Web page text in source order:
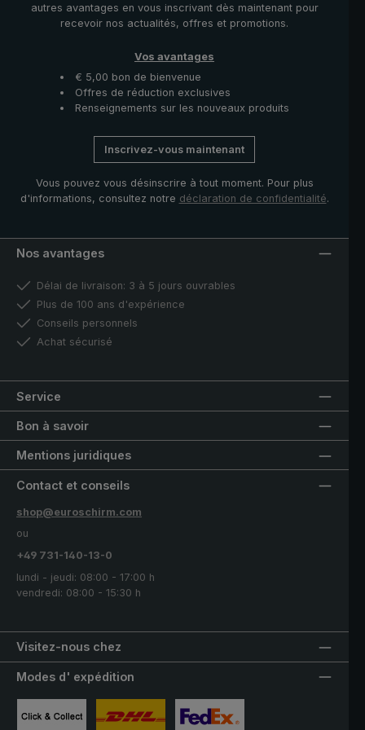
autres avantages en vous inscrivant dès maintenant pour
recevoir nos actualités, offres et promotions.
Vos avantages
€ 5,00 bon de bienvenue
Offres de réduction exclusives
Renseignements sur les nouveaux produits
Inscrivez-vous maintenant
Vous pouvez vous désinscrire à tout moment. Pour plus
d'informations, consultez notre déclaration de confidentialité.
Nos avantages
Délai de livraison: 3 à 5 jours ouvrables
Plus de 100 ans d'expérience
Conseils personnels
Achat sécurisé
Service
Bon à savoir
Mentions juridiques
Visitez-nous chez
Contact et conseils
shop@euroschirm.com
ou
+49 731-140-13-0
lundi - jeudi: 08:00 - 17:00 h
vendredi: 08:00 - 15:30 h
Modes d' expédition